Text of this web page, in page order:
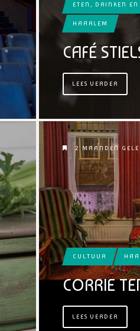
ETEN, DRINKEN
HAARLEM
CAFÉ
LEES VERDER
2 MAANDEN
CULTUUR
CORRIE
LEES VERDER